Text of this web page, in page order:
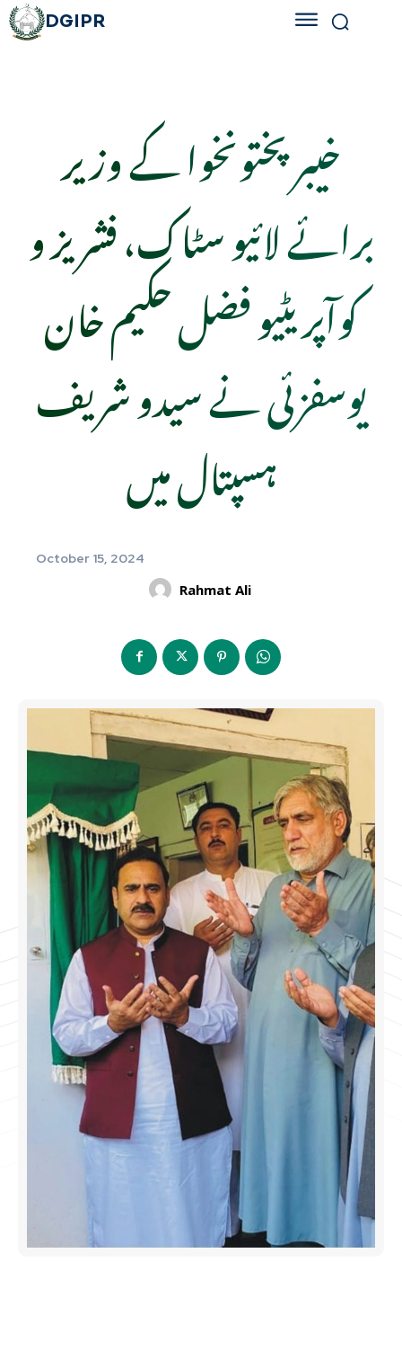
DGIPR
خیبرپختونخوا کے وزیر
برائے لائیو سٹاک، فشریز و
کوآپریٹیو فضل حکیم خان
یوسفزئی نے سیدو شریف
ہسپتال میں
October 15, 2024
Rahmat Ali